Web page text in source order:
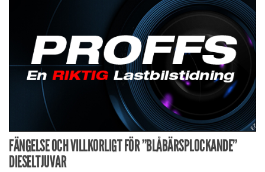
FÄNGELSE OCH VILLKORLIGT FÖR ”BLÅBÄRSPLOCKANDE”
DIESELTJUVAR